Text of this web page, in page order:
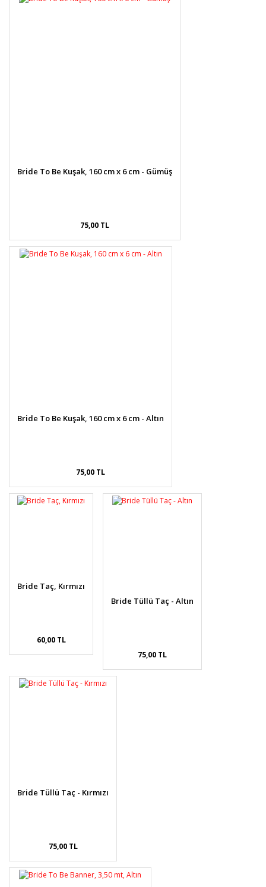
Bride To Be Kuşak, 160 cm x 6 cm - Gümüş
75,00 TL
Bride To Be Kuşak, 160 cm x 6 cm - Altın
75,00 TL
Bride Taç, Kırmızı
60,00 TL
Bride Tüllü Taç - Altın
75,00 TL
Bride Tüllü Taç - Kırmızı
75,00 TL